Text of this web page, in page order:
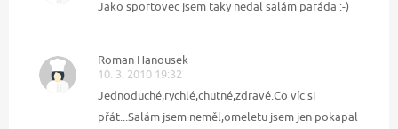
Jako sportovec jsem taky nedal salám paráda :-)
Roman Hanousek
10. 3. 2010 19:32
Jednoduché,rychlé,chutné,zdravé.Co víc si
přát...Salám jsem neměl,omeletu jsem jen pokapal